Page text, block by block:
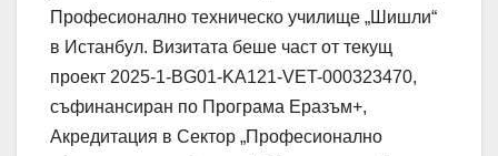
Професионално техническо училище „Шишли“
в Истанбул. Визитата беше част от текущ
проект 2025-1-BG01-KA121-VET-000323470,
съфинансиран по Програма Еразъм+,
Акредитация в Сектор „Професионално